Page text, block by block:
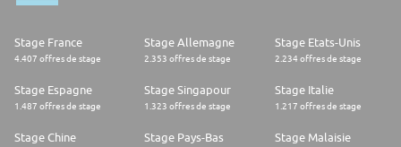
Muy accesible y sociable, con capacidad para relacionarse con diferentes
personas en diversas ocasiones.
Mentalidad creativa y de espíritu emprendedor, con un alto sentido de
responsabilidad e iniciativa.
Stage France
4.407 offres de stage
Stage Allemagne
2.353 offres de stage
Stage Etats-Unis
2.234 offres de stage
Stage Espagne
1.487 offres de stage
Stage Singapour
1.323 offres de stage
Stage Italie
1.217 offres de stage
Stage Chine Stage Pays-Bas Stage Malaisie